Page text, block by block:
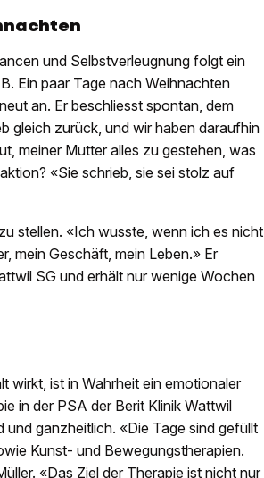
und Selbstverleugnung folgt ein
Ein paar Tage nach Weihnachten
an. Er beschliesst spontan, dem
gleich zurück, und wir haben daraufhin
meiner Mutter alles zu gestehen, was
«Sie schrieb, sie sei stolz auf
stellen. «Ich wusste, wenn ich es nicht
mein Geschäft, mein Leben.» Er
SG und erhält nur wenige Wochen
wirkt, ist in Wahrheit ein emotionaler
in der PSA der Berit Klinik Wattwil
ganzheitlich. «Die Tage sind gefüllt
Kunst- und Bewegungstherapien.
«Das Ziel der Therapie ist nicht nur